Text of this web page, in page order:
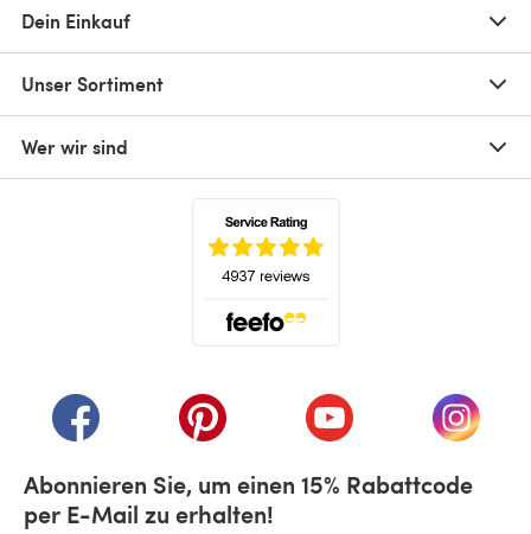
Dein Einkauf
Unser Sortiment
Wer wir sind
(öffnet sich in einem neuen Tab)
(öffnet sich in einem neuen Tab)
(öffnet sich in einem
(öffnet
Abonnieren Sie, um einen 15% Rabattcode
per E-Mail zu erhalten!